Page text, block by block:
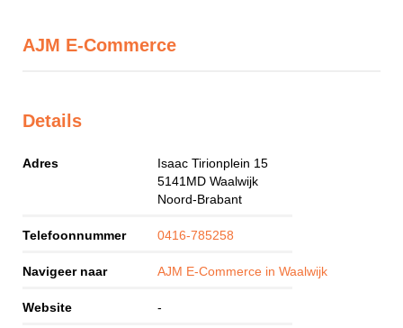
AJM E-Commerce
Details
Adres
Isaac Tirionplein 15
5141MD Waalwijk
Noord-Brabant
Telefoonnummer 0416-785258
Navigeer naar AJM E-Commerce in Waalwijk
Website -